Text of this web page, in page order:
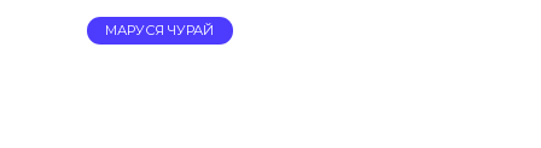
МАРУСЯ ЧУРАЙ